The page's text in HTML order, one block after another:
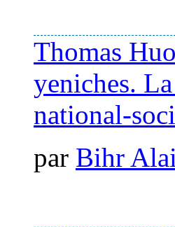
Thomas
yeniches.
national-
par Bihr